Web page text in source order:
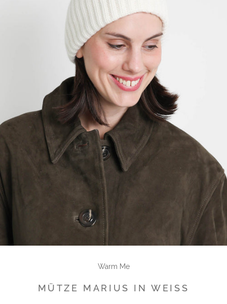
Warm Me
MÜTZE MARIUS IN WEISS